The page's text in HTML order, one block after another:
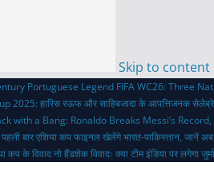
Skip to content
Portuguese Legend FIFA WC26: Three
2025: हारिस रऊफ और साहिबजादा के आपत्तिजनक
with a Bang: Ronaldo Breaks Messi’s
बार एशिया कप फाइनल खेलेंगे भारत-पाकिस्तान, जानें
कप के विवादनो हैंडशेक विवादः क्या टीम इंडिया पर लगेगा